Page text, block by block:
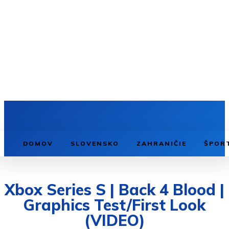
DOMOV SLOVENSKO ZAHRANIČIE
Xbox Series S | Back 4 Blood |
Graphics Test/First Look
(VIDEO)